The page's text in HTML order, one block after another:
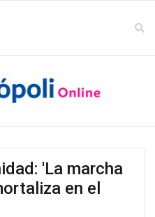
'La marcha
en el